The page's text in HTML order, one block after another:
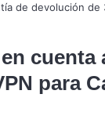
de devolución de
cuenta
para